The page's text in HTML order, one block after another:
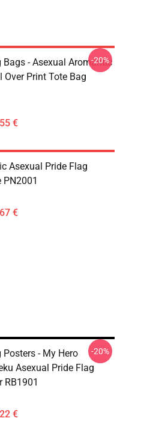
Bags - Asexual Aromantic
Over Print Tote Bag
€
-20%
Asexual Pride Flag
PN2001
€
- My Hero
Asexual Pride Flag
RB1901
€
-20%